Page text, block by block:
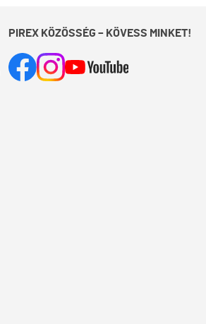
PIREX KÖZÖSSÉG – KÖVESS MINKET!